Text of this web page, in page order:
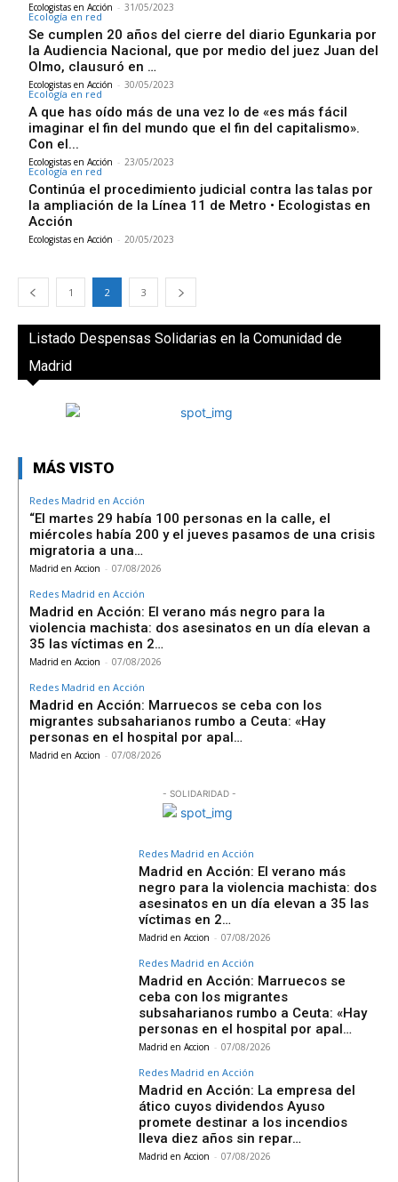
Ecologistas en Acción - 31/05/2023
Ecología en red
Se cumplen 20 años del cierre del diario Egunkaria por
la Audiencia Nacional, que por medio del juez Juan del
Olmo, clausuró en …
Ecologistas en Acción - 30/05/2023
Ecología en red
A que has oído más de una vez lo de «es más fácil
imaginar el fin del mundo que el fin del capitalismo».
Con el...
Ecologistas en Acción - 23/05/2023
Ecología en red
Continúa el procedimiento judicial contra las talas por
la ampliación de la Línea 11 de Metro • Ecologistas en
Acción
Ecologistas en Acción - 20/05/2023
1 2 3
Listado Despensas Solidarias en la Comunidad de
Madrid
MÁS VISTO
Redes Madrid en Acción
“El martes 29 había 100 personas en la calle, el
miércoles había 200 y el jueves pasamos de una crisis
migratoria a una…
Madrid en Accion - 07/08/2026
Redes Madrid en Acción
Madrid en Acción: El verano más negro para la
violencia machista: dos asesinatos en un día elevan a
35 las víctimas en 2…
Madrid en Accion - 07/08/2026
Redes Madrid en Acción
Madrid en Acción: Marruecos se ceba con los
migrantes subsaharianos rumbo a Ceuta: «Hay
personas en el hospital por apal…
Madrid en Accion - 07/08/2026
- SOLIDARIDAD -
Redes Madrid en Acción
Madrid en Acción: El verano más
negro para la violencia machista: dos
asesinatos en un día elevan a 35 las
víctimas en 2…
Madrid en Accion - 07/08/2026
Redes Madrid en Acción
Madrid en Acción: Marruecos se
ceba con los migrantes
subsaharianos rumbo a Ceuta: «Hay
personas en el hospital por apal…
Madrid en Accion - 07/08/2026
Redes Madrid en Acción
Madrid en Acción: La empresa del
ático cuyos dividendos Ayuso
promete destinar a los incendios
lleva diez años sin repar…
Madrid en Accion - 07/08/2026